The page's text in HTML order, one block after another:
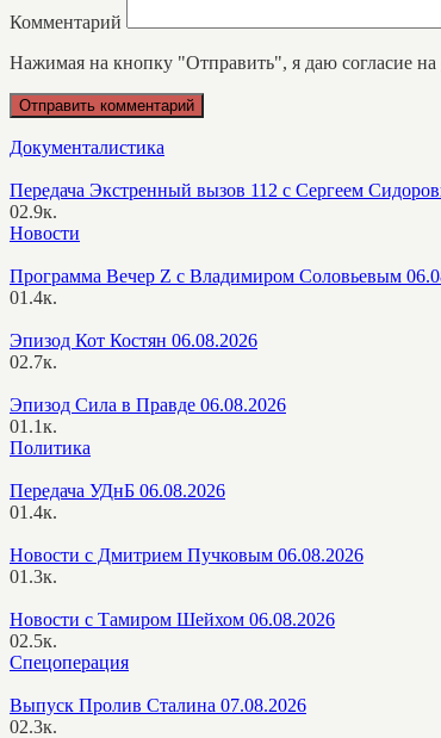
Комментарий
Нажимая на кнопку "Отправить", я даю согласие на
Документалистика
Передача Экстренный вызов 112 с Сергеем
02.9к.
Новости
Программа Вечер Z с Владимиром Соловьевым
01.4к.
Эпизод Кот Костян 06.08.2026
02.7к.
Эпизод Сила в Правде 06.08.2026
01.1к.
Политика
Передача УДнБ 06.08.2026
01.4к.
Новости с Дмитрием Пучковым 06.08.2026
01.3к.
Новости с Тамиром Шейхом 06.08.2026
02.5к.
Спецоперация
Выпуск Пролив Сталина 07.08.2026
02.3к.